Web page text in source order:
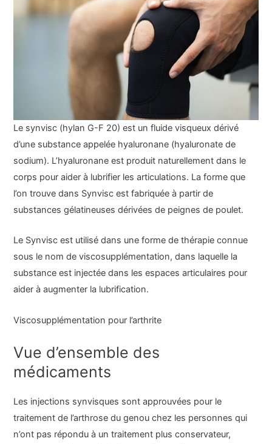
Le synvisc (hylan G-F 20) est un fluide visqueux dérivé
d’une substance appelée hyaluronane (hyaluronate de
sodium). L’hyaluronane est produit naturellement dans le
corps pour aider à lubrifier les articulations. La forme que
l’on trouve dans Synvisc est fabriquée à partir de
substances gélatineuses dérivées de peignes de poulet.
Le Synvisc est utilisé dans une forme de thérapie connue
sous le nom de viscosupplémentation, dans laquelle la
substance est injectée dans les espaces articulaires pour
aider à augmenter la lubrification.
Viscosupplémentation pour l’arthrite
Vue d’ensemble des
médicaments
Les injections synvisques sont approuvées pour le
traitement de l’arthrose du genou chez les personnes qui
n’ont pas répondu à un traitement plus conservateur,